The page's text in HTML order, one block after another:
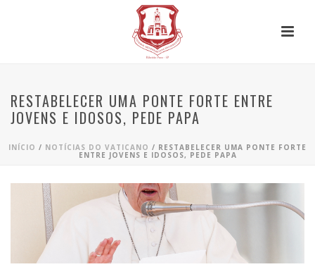
RESTABELECER UMA PONTE FORTE ENTRE
JOVENS E IDOSOS, PEDE PAPA
INÍCIO / NOTÍCIAS DO VATICANO / RESTABELECER UMA PONTE FORTE
ENTRE JOVENS E IDOSOS, PEDE PAPA